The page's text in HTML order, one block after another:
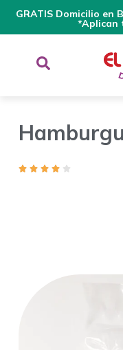
GRATIS Domicilio en
*Aplican